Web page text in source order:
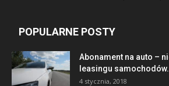
POPULARNE POSTY
Abonament na auto –
leasingu
4 stycznia, 2018